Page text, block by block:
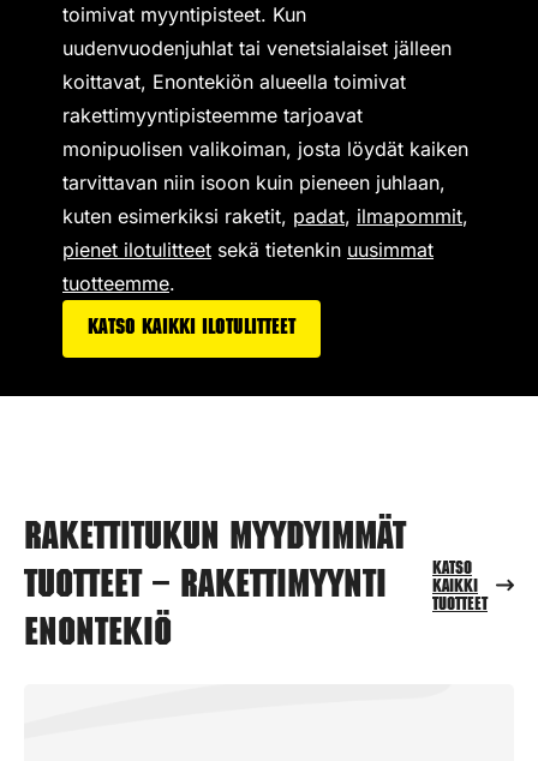
toimivat myyntipisteet. Kun
uudenvuodenjuhlat tai venetsialaiset jälleen
koittavat, Enontekiön alueella toimivat
rakettimyyntipisteemme tarjoavat
monipuolisen valikoiman, josta löydät kaiken
tarvittavan niin isoon kuin pieneen juhlaan,
kuten esimerkiksi raketit, padat, ilmapommit,
pienet ilotulitteet sekä tietenkin uusimmat
tuotteemme.
Katso kaikki ilotulitteet
Rakettitukun myydyimmät
tuotteet – Rakettimyynti
Enontekiö
Katso
kaikki
tuotteet